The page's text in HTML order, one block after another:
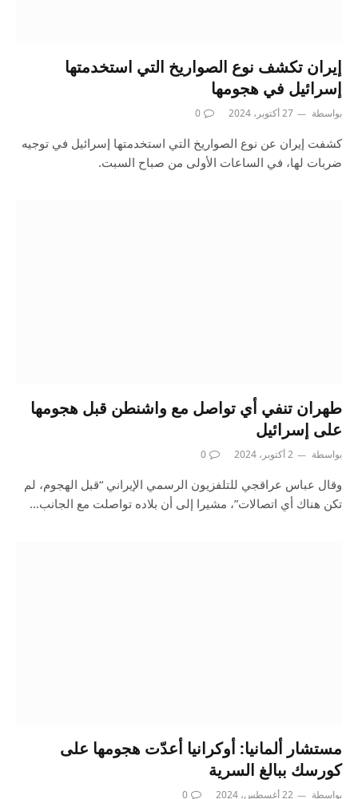
إيران تكشف نوع الصواريخ التي استخدمتها
إسرائيل في هجومها
بواسطة 27 أكتوبر، 2024 0
كشفت إيران عن نوع الصواريخ التي استخدمتها إسرائيل في توجيه
ضربات لها، في الساعات الأولى من صباح السبت.
طهران تنفي أي تواصل مع واشنطن قبل هجومها
على إسرائيل
بواسطة 2 أكتوبر، 2024 0
وقال عباس عراقجي للتلفزيون الرسمي الإيراني “قبل الهجوم، لم
تكن هناك أي اتصالات”، مشيرا إلى أن بلاده تواصلت مع الجانب…
مستشار ألمانيا: أوكرانيا أعدّت هجومها على
كورسك ببالغ السرية
بواسطة 22 أغسطس، 2024 0